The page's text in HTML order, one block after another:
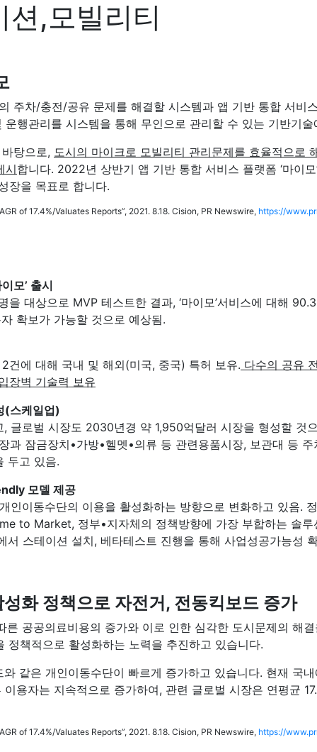
,모빌리티
주차/충전/공유 문제를 해결할 시스템과 앱 기반 통합 서비
행관리를 시스템을 통해 무인으로 관리할 수 있는 기반기
탕으로, 도시의 마이크로 모빌리티 관리문제를 효율적으로
시합니다. 2022년 상반기 앱 기반 통합 서비스 플랫폼 ‘마이
장을 목표로 합니다.
of 17.4%/Valuates Reports”, 2021. 8.18. Cision, PR Newswire, https://
모’ 출시
대상으로 MVP 테스트한 결과, ‘마이모’서비스에 대해
확보가 가능할 것으로 예상됨.
건에 대해 국내 및 해외(미국, 중국) 특허 보유. 다수의 공유
장벽 기술력 보유
(스케일업)
로벌 시장도 2030년경 약 1,950억달러 시장을 형성할 것
잠금장치•가방•헬멧•의류 등 관련용품시장, 보관대 등
두고 있음.
모델 제공
이동수단의 이용을 활성화하는 방향으로 변화하고 있음.
to Market, 정부•지자체의 정책방향에 가장 부합하는 솔
스테이션 설치, 베타테스트 진행을 통해 사업성공가능성
화 정책으로 자전거, 전동킥보드 증가
공공의료비용의 증가와 이로 인한 심각한 도시문제의 해
책적으로 활성화하는 노력을 추진하고 있습니다.
같은 개인이동수단이 빠르게 증가하고 있습니다. 현재 국
용자는 지속적으로 증가하여, 관련 글로벌 시장은 연평균
of 17.4%/Valuates Reports”, 2021. 8.18. Cision, PR Newswire, https://